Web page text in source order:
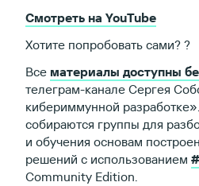
Смотреть на YouTube
Хотите попробовать сами? ?
Все материалы доступны
телеграм-канале Сергея
кибериммунной
собираются группы для
и обучения основам
решений с использованием
Community Edition.